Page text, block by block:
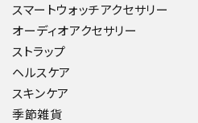
スマートウォッチアクセサリー
オーディオアクセサリー
ストラップ
ヘルスケア
スキンケア
季節雑貨